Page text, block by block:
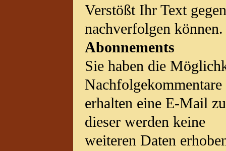
Verstößt Ihr Text
nachverfolgen können.
Abonnements
Sie haben die
erhalten eine E-Mail
dieser werden keine
weiteren Daten